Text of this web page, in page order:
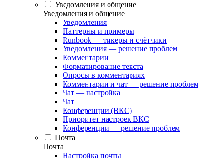
Уведомления и общение
Уведомления и общение
Уведомления
Паттерны и примеры
Runbook — тикеры и счётчики
Уведомления — решение проблем
Комментарии
Форматирование текста
Опросы в комментариях
Комментарии и чат — решение проблем
Чат — настройка
Чат
Конференции (ВКС)
Приоритет настроек ВКС
Конференции — решение проблем
Почта
Почта
Настройка почты